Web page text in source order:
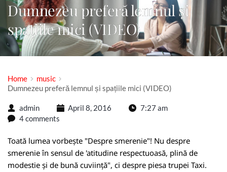
Dumnezeu preferă lemnul și
spațiile mici (VIDEO)
Home
music
Dumnezeu preferă lemnul și spațiile mici (VIDEO)
admin April 8, 2016
7:27 am
4 comments
Toată lumea vorbește "Despre smerenie"! Nu despre
smerenie în sensul de 'atitudine respectuoasă, plină de
modestie și de bună cuviință", ci despre piesa trupei Taxi.